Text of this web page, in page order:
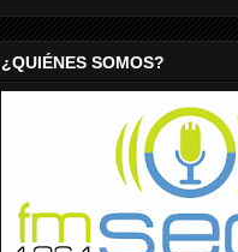
¿QUIÉNES SOMOS?